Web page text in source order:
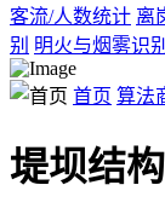
客流/人数统计 离
别 明火与烟雾识别
首页 算法
堤坝结